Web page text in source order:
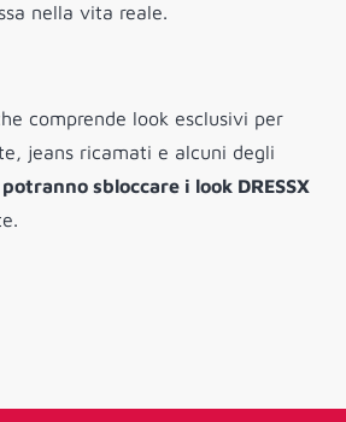
nella vita reale.
comprende look esclusivi per
jeans ricamati e alcuni degli
sbloccare i look DRESSX